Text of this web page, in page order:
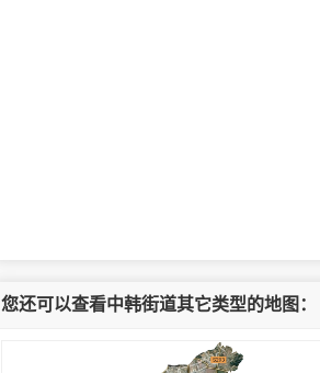
您还可以查看中韩街道其它类型的地图：